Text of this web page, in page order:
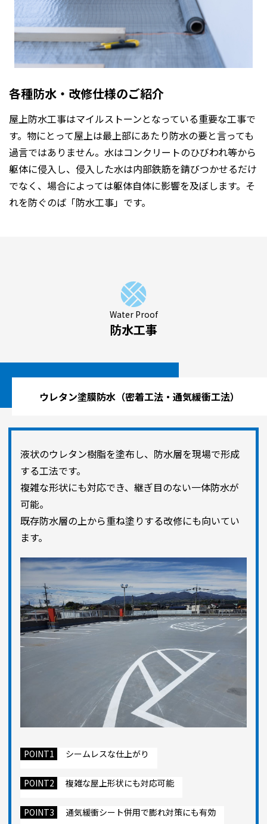
各種防水・改修仕様のご紹介
屋上防水工事はマイルストーンとなっている重要な工事で
す。物にとって屋上は最上部にあたり防水の要と言っても
過言ではありません。水はコンクリートのひびわれ等から
躯体に侵入し、侵入した水は内部鉄筋を錆びつかせるだけ
でなく、場合によっては躯体自体に影響を及ぼします。そ
れを防ぐのば「防水工事」です。
Water Proof
防水工事
ウレタン塗膜防水（密着工法・通気緩衝工法）
液状のウレタン樹脂を塗布し、防水層を現場で形成
する工法です。
複雑な形状にも対応でき、継ぎ目のない一体防水が
可能。
既存防水層の上から重ね塗りする改修にも向いてい
ます。
POINT1 シームレスな仕上がり
POINT2 複雑な屋上形状にも対応可能
POINT3 通気緩衝シート併用で膨れ対策にも有効